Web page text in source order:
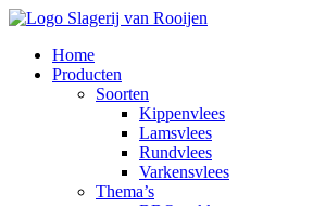
Home
Producten
Soorten
Kippenvlees
Lamsvlees
Rundvlees
Varkensvlees
Thema’s